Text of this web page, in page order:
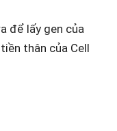
để lấy gen của
thân của Cell